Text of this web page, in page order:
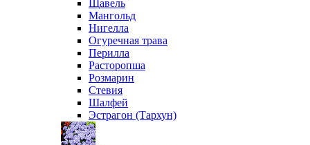
Щавель
Мангольд
Нигелла
Огуречная трава
Перилла
Расторопша
Розмарин
Стевия
Шалфей
Эстрагон (Тархун)